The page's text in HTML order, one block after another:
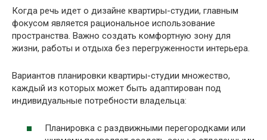
Когда речь идет о дизайне квартиры-студии, главным
фокусом является рациональное использование
пространства. Важно создать комфортную зону для
жизни, работы и отдыха без перегруженности интерьера.
Вариантов планировки квартиры-студии множество,
каждый из которых может быть адаптирован под
индивидуальные потребности владельца:
Планировка с раздвижными перегородками или